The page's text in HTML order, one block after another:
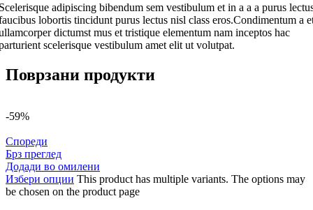
adipiscing bibendum sem vestibulum et in a a a purus
lobortis tincidunt purus lectus nisl class eros.Condimentum a
dictumst mus et tristique elementum nam inceptos hac
scelerisque vestibulum amet elit ut volutpat.
Поврзани продукти
-59%
Спореди
Брз преглед
Додади во омилени
Избери опции This product has multiple variants. The options may
be chosen on the product page